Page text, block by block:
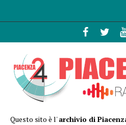
Questo sito è l'archivio di